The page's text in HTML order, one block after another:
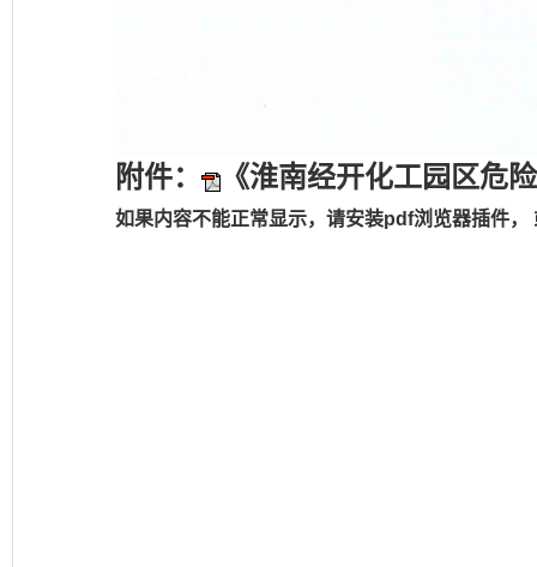
附件： 《淮南经开化工园区危
如果内容不能正常显示，请安装pdf浏览器插件，